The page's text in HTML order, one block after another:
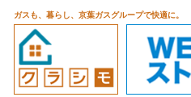
ガスも、暮らし、京葉ガスグループで快適に。